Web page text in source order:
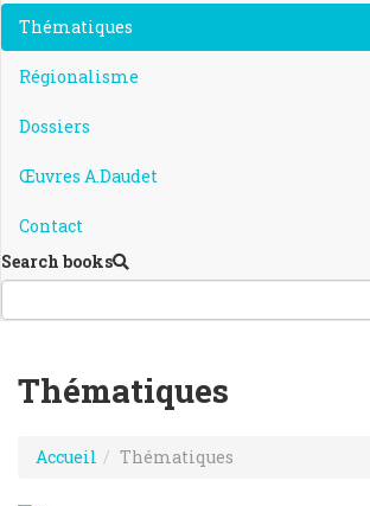
Thématiques
Régionalisme
Dossiers
Œuvres A.Daudet
Contact
Search books
Thématiques
Accueil Thématiques